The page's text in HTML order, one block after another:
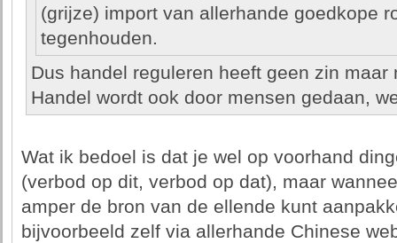
(grijze) import van allerhande goedkope
tegenhouden.
Dus handel reguleren heeft geen zin maar
Handel wordt ook door mensen gedaan,
Wat ik bedoel is dat je wel op voorhand
(verbod op dit, verbod op dat), maar
amper de bron van de ellende kunt
bijvoorbeeld zelf via allerhande Chinese